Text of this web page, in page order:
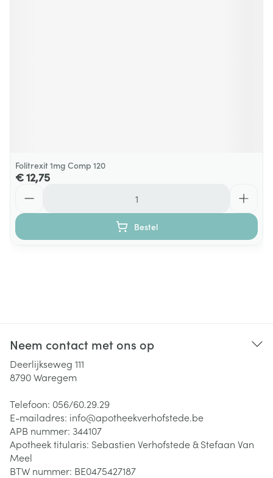
Folitrexit 1mg Comp 120
€ 12,75
Bestel
Neem contact met ons op
Deerlijkseweg 111
8790Waregem
Telefoon: 056/60.29.29
E-mailadres: info@apotheekverhofstede.be
APB nummer: 344107
Apotheek titularis: Sebastien Verhofstede & Stefaan Van
Meel
BTW nummer: BE0475427187